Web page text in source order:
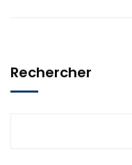
Rechercher